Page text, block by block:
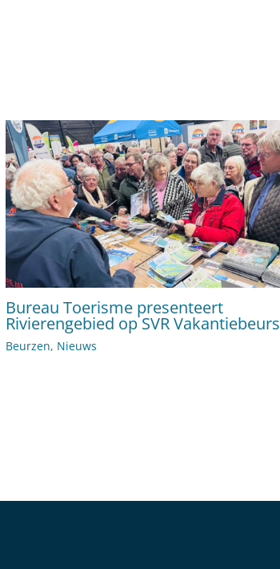
Bureau Toerisme presenteert
Rivierengebied op SVR Vakantiebeurs
Beurzen, Nieuws